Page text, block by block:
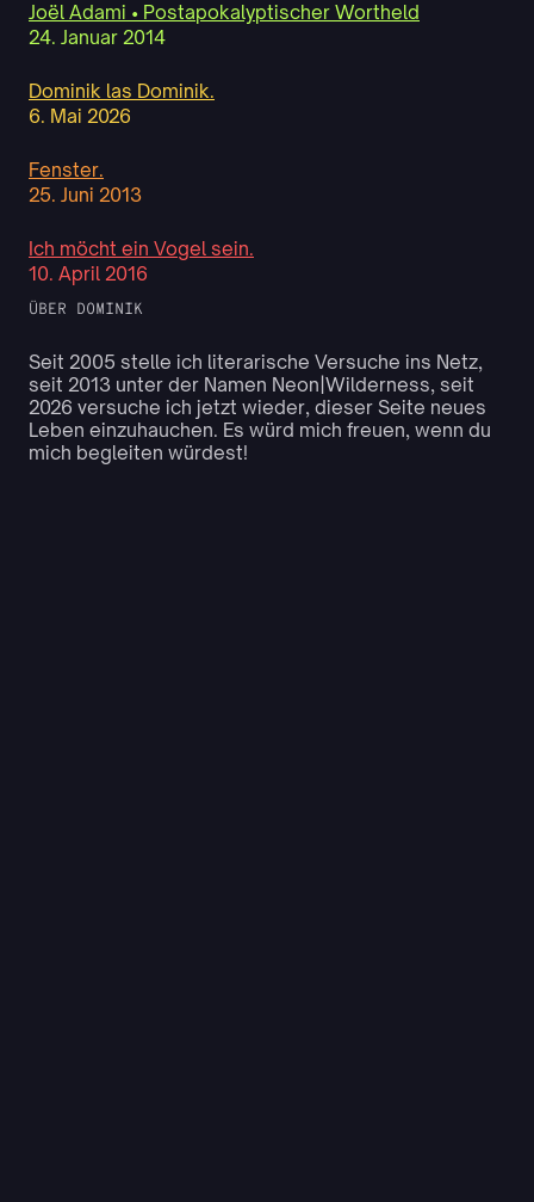
Joël Adami • Postapokalyptischer Wortheld
24. Januar 2014
Dominik las Dominik.
6. Mai 2026
Fenster.
25. Juni 2013
Ich möcht ein Vogel sein.
10. April 2016
ÜBER DOMINIK
Seit 2005 stelle ich literarische Versuche ins Netz,
seit 2013 unter der Namen Neon|Wilderness, seit
2026 versuche ich jetzt wieder, dieser Seite neues
Leben einzuhauchen. Es würd mich freuen, wenn du
mich begleiten würdest!